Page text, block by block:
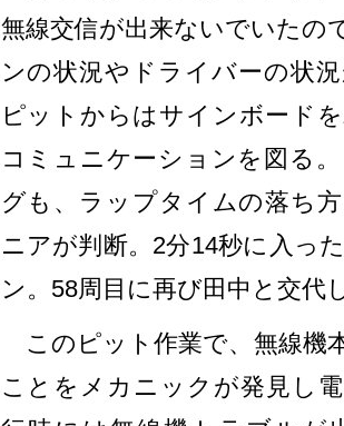
無線交信が出来ないでいたの
ンの状況やドライバーの状
ピットからはサインボード
コミュニケーションを図る
グも、ラップタイムの落ち
ニアが判断。2分14秒に入っ
ン。58周目に再び田中と交代
このピット作業で、無線機
ことをメカニックが発見し